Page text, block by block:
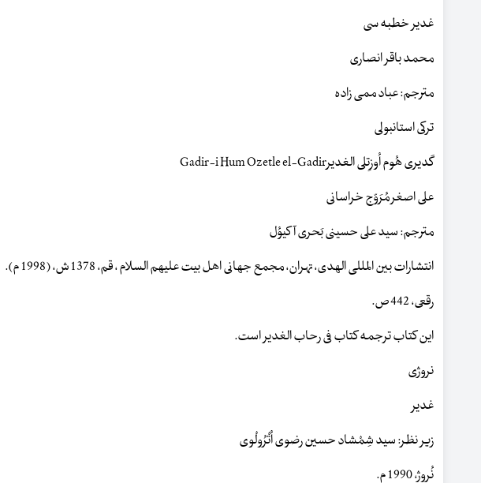
غدیر خطبه سی
محمد باقر انصاری
مترجم: عباد ممی زاده
ترکی استانبولی
گدیری هُوم اُوزِتلی الغدیرGadir-i Hum Ozetle el-Gadir
علی اصغر مُرَوّج خراسانی
مترجم: سید علی حسینی بَحری آکیوُل
انتشارات بین المللی الهدی، تهران، مجمع جهانی اهل بیت علیهم السلام ، قم، 1378 ش، (1998 م).
رقعی، 442 ص.
این کتاب ترجمه کتاب فی رحاب الغدیر است.
نروژی
غدیر
زیر نظر: سید شِمْشاد حسین رضوی اُتْرُولْوی
نُروژ، 1990 م.